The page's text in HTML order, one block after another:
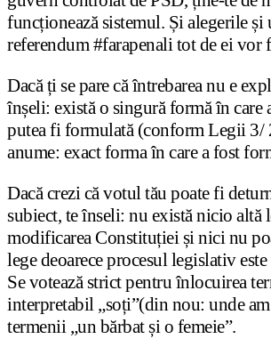
funcționează sistemul. Și alegerile și
referendum #farapenali tot de ei vor
Dacă ți se pare că întrebarea nu e
înșeli: există o singură formă în care
putea fi formulată (conform Legii 3/
anume: exact forma în care a fost
Dacă crezi că votul tău poate fi
subiect, te înseli: nu există nicio altă
modificarea Constituției și nici nu
lege deoarece procesul legislativ
Se votează strict pentru înlocuirea
interpretabil „soți”(din nou: unde
termenii „un bărbat și o femeie”.